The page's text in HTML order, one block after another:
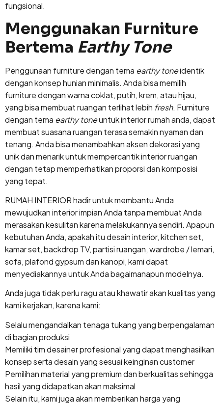
fungsional.
Menggunakan Furniture
Bertema Earthy Tone
Penggunaan furniture dengan tema earthy toneidentik
dengan konsep hunian minimalis. Anda bisa memilih
furniture dengan warna coklat, putih, krem, atau hijau,
yang bisa membuat ruangan terlihat lebih fresh. Furniture
dengan tema earthy toneuntuk interior rumah anda, dapat
membuat suasana ruangan terasa semakin nyaman dan
tenang. Anda bisa menambahkan aksen dekorasi yang
unik dan menarik untuk mempercantik interior ruangan
dengan tetap memperhatikan proporsi dan komposisi
yang tepat.
RUMAH INTERIOR hadir untuk membantu Anda
mewujudkan interior impian Anda tanpa membuat Anda
merasakan kesulitan karena melakukannya sendiri. Apapun
kebutuhan Anda, apakah itu desain interior, kitchen set,
kamar set, backdrop TV, partisi ruangan, wardrobe / lemari,
sofa, plafond gypsum dan kanopi, kami dapat
menyediakannya untuk Anda bagaimanapun modelnya.
Anda juga tidak perlu ragu atau khawatir akan kualitas yang
kami kerjakan, karena kami:
Selalu mengandalkan tenaga tukang yang berpengalaman
di bagian produksi
Memiliki tim desainer profesional yang dapat menghasilkan
konsep serta desain yang sesuai keinginan customer
Pemilihan material yang premium dan berkualitas sehingga
hasil yang didapatkan akan maksimal
Selain itu, kami juga akan memberikan harga yang